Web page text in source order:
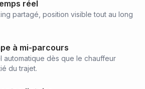
réel
partagé, position visible tout au long
à mi-parcours
automatique dès que le chauffeur
du trajet.